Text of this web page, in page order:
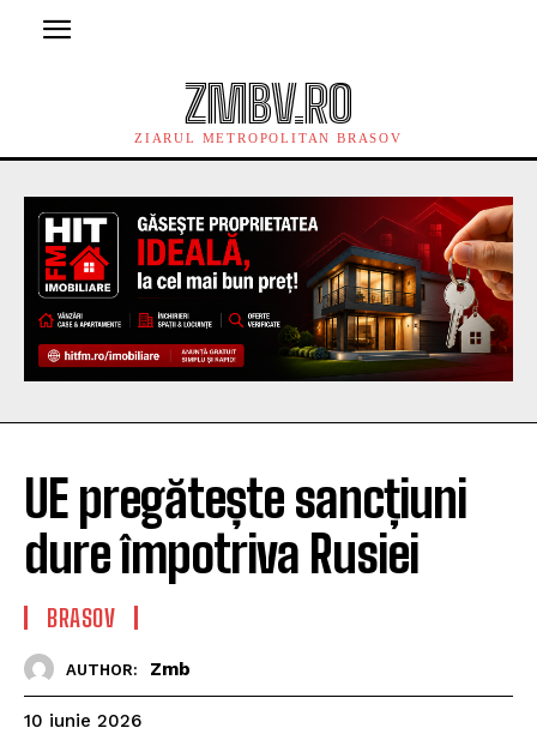
ZMBV.RO
ZIARUL METROPOLITAN BRASOV
UE pregătește sancțiuni
dure împotriva Rusiei
BRASOV
AUTHOR: Zmb
10 iunie 2026